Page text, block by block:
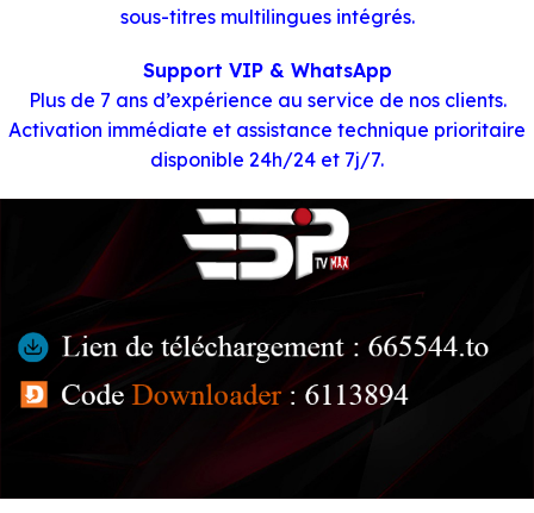
sous-titres multilingues intégrés.
Support VIP & WhatsApp
Plus de 7 ans d’expérience au service de nos clients.
Activation immédiate et assistance technique prioritaire
disponible 24h/24 et 7j/7.